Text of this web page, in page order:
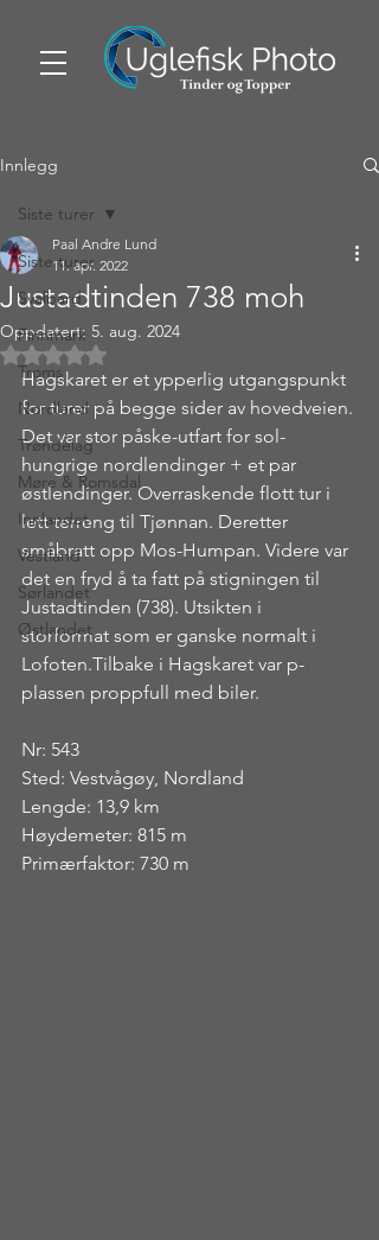
Innlegg
Siste turer
Svalbard
Finnmark
Troms
Nordland
Trøndelag
Møre & Romsdal
Innlandet
Vestland
Sørlandet
Østlandet
Siste turer
Justadtinden 738 moh
Paal Andre Lund
11. apr. 2022
Oppdatert: 5. aug. 2024
Gitt NaN av 5 stjerner.
Hagskaret er et ypperlig utgangspunkt
for turer på begge sider av hovedveien.
Det var stor påske-utfart for sol-
hungrige nordlendinger + et par
østlendinger. Overraskende flott tur i
lett terreng til Tjønnan. Deretter
småbratt opp Mos-Humpan. Videre var
det en fryd å ta fatt på stigningen til
Justadtinden (738). Utsikten i
storformat som er ganske normalt i
Lofoten.Tilbake i Hagskaret var p-
plassen proppfull med biler.
Nr: 543
Sted: Vestvågøy, Nordland
Lengde: 13,9 km
Høydemeter: 815 m
Primærfaktor: 730 m